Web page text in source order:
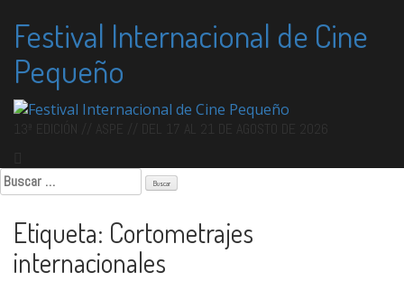
content
Festival Internacional de Cine
Pequeño
Buscar:
Etiqueta: Cortometrajes
internacionales